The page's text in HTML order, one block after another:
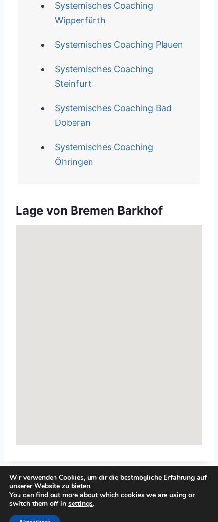
Systemisches Coaching
Wipperfürth
Systemisches Coaching Plauen
Systemisches Coaching
Steinfurt
Systemisches Coaching Bad
Doberan
Systemisches Coaching
Öhringen
Lage von Bremen Barkhof
© 2026 Top-Systemisches-Coaching.de
Wir verwenden Cookies, um dir die bestmögliche Erfahrung auf
unserer Website zu bieten.
You can find out more about which cookies we are using or
switch them off in settings.